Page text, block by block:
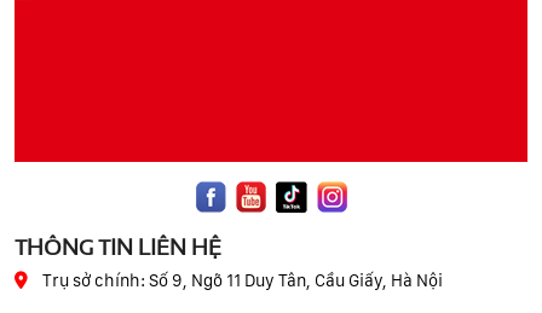
THÔNG TIN LIÊN HỆ
Trụ sở chính: Số 9, Ngõ 11 Duy Tân, Cầu Giấy, Hà Nội